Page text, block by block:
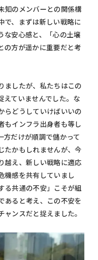
知のメンバーとの関係構
で、まずは新しい戦略に
な安心感と、「心の土壌
の方が遥かに重要だと考
ましたが、私たちはこの
えていませんでした。な
らどうしていけばいいの
もインフラ出身者も等し
方だけが順調で儲かって
たかもしれませんが、今
越え、新しい戦略に適応
機感を共有していまし
る共通の不安」こそが組
あると考え、この不安を
ンスだと捉えました。